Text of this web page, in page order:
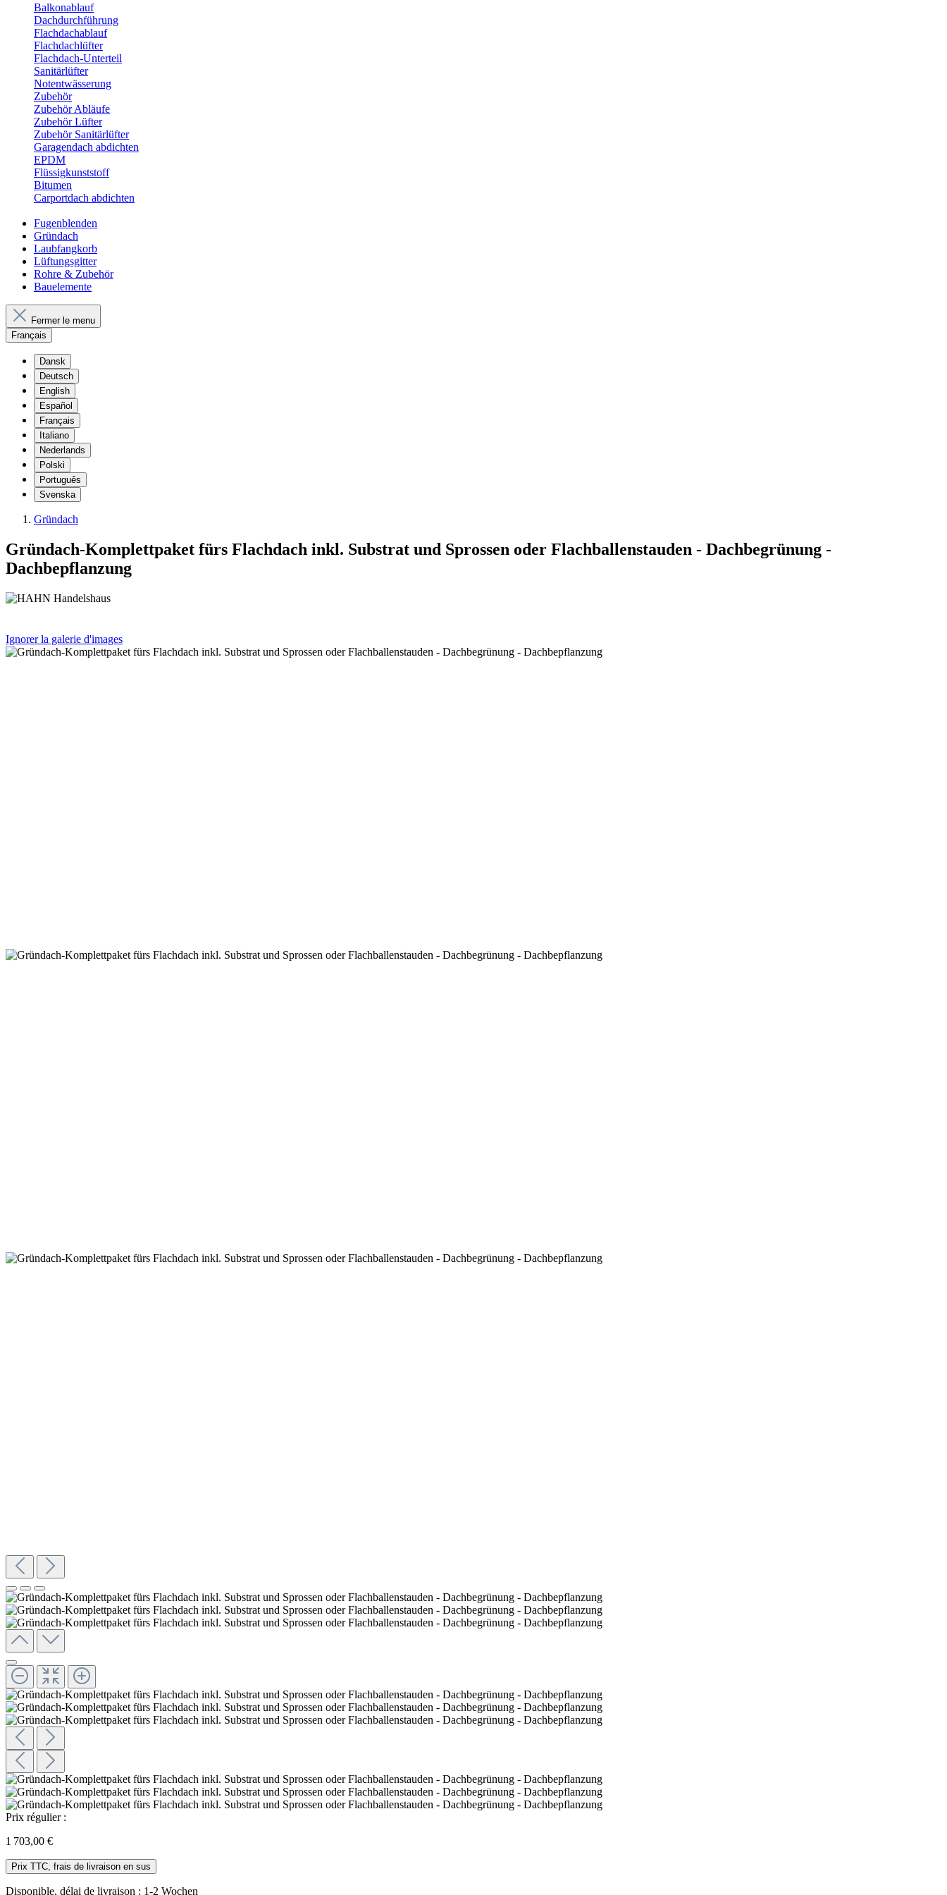
Balkonablauf
Dachdurchführung
Flachdachablauf
Flachdachlüfter
Flachdach-Unterteil
Sanitärlüfter
Notentwässerung
Zubehör
Zubehör Abläufe
Zubehör Lüfter
Zubehör Sanitärlüfter
Garagendach abdichten
EPDM
Flüssigkunststoff
Bitumen
Carportdach abdichten
Fugenblenden
Gründach
Laubfangkorb
Lüftungsgitter
Rohre & Zubehör
Bauelemente
Fermer le menu
Français
Dansk
Deutsch
English
Español
Français
Italiano
Nederlands
Polski
Português
Svenska
Gründach
Gründach-Komplettpaket fürs Flachdach inkl. Substrat und Sprossen oder Flachballenstauden - Dachbegrünung -
Dachbepflanzung
Ignorer la galerie d'images
Prix régulier :
1 703,00 €
Prix TTC, frais de livraison en sus
Disponible, délai de livraison : 1-2 Wochen